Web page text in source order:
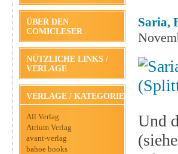
ÜBER DEN
COMICLESER
NÜTZLICHE LINKS /
VERLAGE
VERLAGE / KATEGORIEN
All Verlag
Atrium Verlag
avant-verlag
bahoe books
Saria,
Und